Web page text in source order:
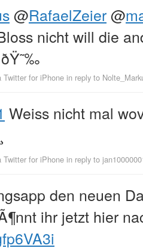
@RafaelZeier@
nicht will die
Twitter for iPhone in reply to
Weiss nicht mal
Twitter for iPhone in reply to
den neuen
ihr jetzt hier